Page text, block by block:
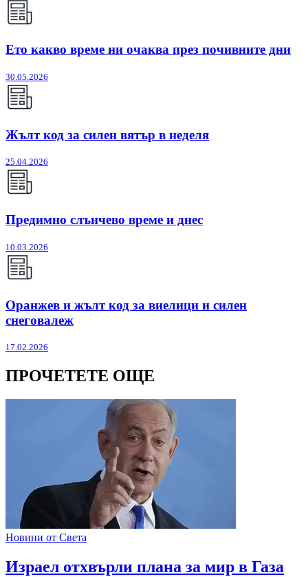
Ето какво време ни очаква през почивните дни
30.05.2026
Жълт код за силен вятър в неделя
25.04.2026
Предимно слънчево време и днес
10.03.2026
Оранжев и жълт код за виелици и силен
снеговалеж
17.02.2026
ПРОЧЕТЕТЕ ОЩЕ
Новини от Света
Израел отхвърли плана за мир в Газа